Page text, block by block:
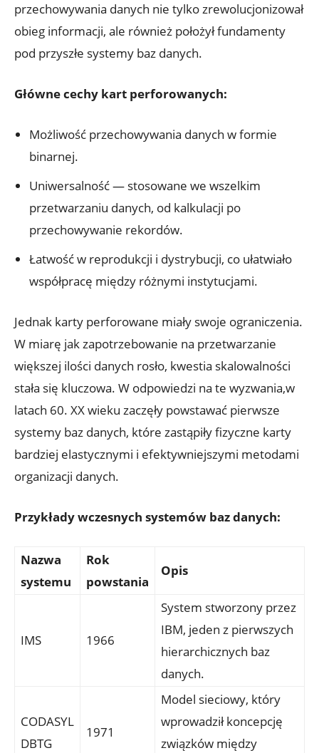
⁤przechowywania⁤ danych nie ⁣tylko zrewolucjonizował
obieg informacji, ale również‌ położył fundamenty
pod przyszłe systemy baz danych.
Główne cechy ⁣kart ⁢perforowanych:
Możliwość przechowywania danych w formie
binarnej.
Uniwersalność ⁢— stosowane ‍we ‍wszelkim
‍przetwarzaniu danych, od kalkulacji​ po
przechowywanie rekordów.
Łatwość w reprodukcji i dystrybucji, co ułatwiało
współpracę między różnymi instytucjami.
Jednak karty perforowane miały swoje ograniczenia.
W miarę⁢ jak zapotrzebowanie na ‍przetwarzanie
większej ilości danych ​rosło, kwestia skalowalności
stała⁣ się kluczowa. W odpowiedzi na te wyzwania,w
latach 60. XX wieku zaczęły powstawać pierwsze
systemy baz ⁢danych, które ⁤zastąpiły fizyczne karty
bardziej ​elastycznymi i efektywniejszymi metodami
organizacji danych.
Przykłady wczesnych systemów baz ⁣danych:
Nazwa
systemu
Rok
powstania
Opis
IMS 1966
System stworzony przez
IBM, jeden z‌ pierwszych
hierarchicznych‍ baz⁤
danych.
CODASYL
DBTG
1971
Model sieciowy, który
wprowadził koncepcję
związków​ między